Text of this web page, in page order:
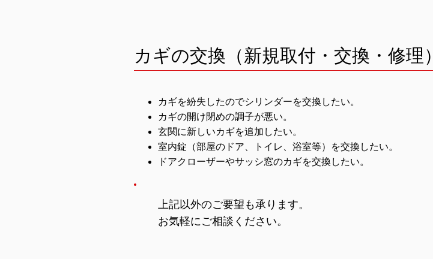
カギの交換（新規取付・交換・修理）
カギを紛失したのでシリンダーを交換したい。
カギの開け閉めの調子が悪い。
玄関に新しいカギを追加したい。
室内錠（部屋のドア、トイレ、浴室等）を交換したい。
ドアクローザーやサッシ窓のカギを交換したい。
上記以外のご要望も承ります。
お気軽にご相談ください。